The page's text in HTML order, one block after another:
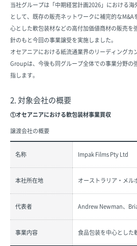
当社グループは「中期経営計画2026」における海
として、既存の販売ネットワークに補完的なM&A
心とした軟包装材などの高付加価値商材の販売を
針のもと今回の事業譲受を実施しました。
オセアニアにおける紙流通業界のリーディングカ
Groupは、今後も同グループ全体での事業分野の
指します。
2. 対象会社の概要
①オセアニアにおける軟包装材事業買収
譲渡会社の概要
名称 Impak Films Pty Ltd
本社所在地 オーストラリア・メル
代表者 Andrew Newman、
事業内容 食品包装を中心とした